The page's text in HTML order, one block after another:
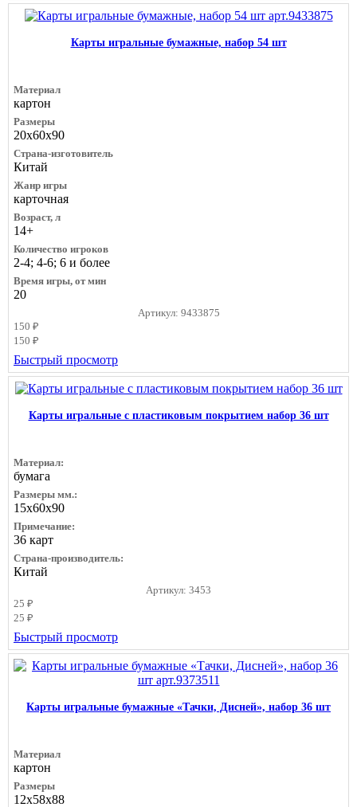
Карты игральные бумажные, набор 54 шт
Материал
картон
Размеры
20х60х90
Страна-изготовитель
Китай
Жанр игры
карточная
Возраст, л
14+
Количество игроков
2-4; 4-6; 6 и более
Время игры, от мин
20
Артикул: 9433875
150 ₽
150 ₽
Быстрый просмотр
Карты игральные с пластиковым покрытием набор 36 шт
Материал:
бумага
Размеры мм.:
15х60х90
Примечание:
36 карт
Страна-производитель:
Китай
Артикул: 3453
25 ₽
25 ₽
Быстрый просмотр
Карты игральные бумажные «Тачки, Дисней», набор 36 шт
Материал
картон
Размеры
12х58х88